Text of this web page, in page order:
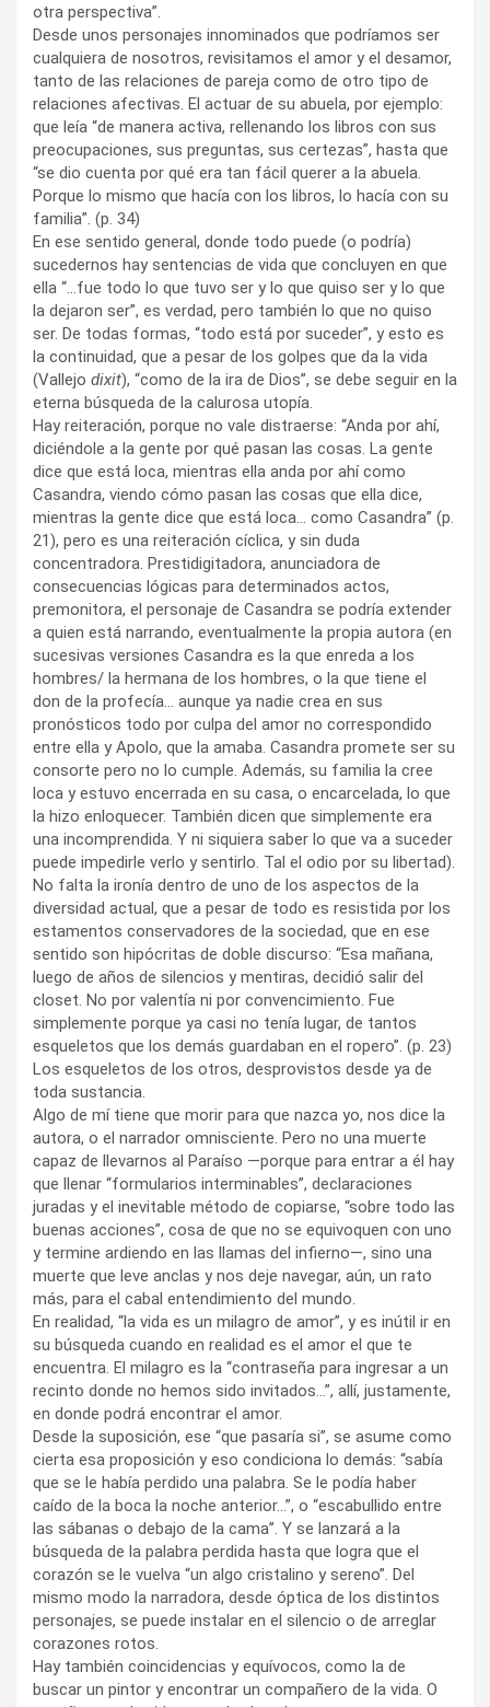
otra perspectiva”.
Desde unos personajes innominados que podríamos ser
cualquiera de nosotros, revisitamos el amor y el desamor,
tanto de las relaciones de pareja como de otro tipo de
relaciones afectivas. El actuar de su abuela, por ejemplo:
que leía “de manera activa, rellenando los libros con sus
preocupaciones, sus preguntas, sus certezas”, hasta que
“se dio cuenta por qué era tan fácil querer a la abuela.
Porque lo mismo que hacía con los libros, lo hacía con su
familia”. (p. 34)
En ese sentido general, donde todo puede (o podría)
sucedernos hay sentencias de vida que concluyen en que
ella “…fue todo lo que tuvo ser y lo que quiso ser y lo que
la dejaron ser”, es verdad, pero también lo que no quiso
ser. De todas formas, “todo está por suceder”, y esto es
la continuidad, que a pesar de los golpes que da la vida
(Vallejo dixit), “como de la ira de Dios”, se debe seguir en la
eterna búsqueda de la calurosa utopía.
Hay reiteración, porque no vale distraerse: “Anda por ahí,
diciéndole a la gente por qué pasan las cosas. La gente
dice que está loca, mientras ella anda por ahí como
Casandra, viendo cómo pasan las cosas que ella dice,
mientras la gente dice que está loca… como Casandra” (p.
21), pero es una reiteración cíclica, y sin duda
concentradora. Prestidigitadora, anunciadora de
consecuencias lógicas para determinados actos,
premonitora, el personaje de Casandra se podría extender
a quien está narrando, eventualmente la propia autora (en
sucesivas versiones Casandra es la que enreda a los
hombres/ la hermana de los hombres, o la que tiene el
don de la profecía… aunque ya nadie crea en sus
pronósticos todo por culpa del amor no correspondido
entre ella y Apolo, que la amaba. Casandra promete ser su
consorte pero no lo cumple. Además, su familia la cree
loca y estuvo encerrada en su casa, o encarcelada, lo que
la hizo enloquecer. También dicen que simplemente era
una incomprendida. Y ni siquiera saber lo que va a suceder
puede impedirle verlo y sentirlo. Tal el odio por su libertad).
No falta la ironía dentro de uno de los aspectos de la
diversidad actual, que a pesar de todo es resistida por los
estamentos conservadores de la sociedad, que en ese
sentido son hipócritas de doble discurso: “Esa mañana,
luego de años de silencios y mentiras, decidió salir del
closet. No por valentía ni por convencimiento. Fue
simplemente porque ya casi no tenía lugar, de tantos
esqueletos que los demás guardaban en el ropero”. (p. 23)
Los esqueletos de los otros, desprovistos desde ya de
toda sustancia.
Algo de mí tiene que morir para que nazca yo, nos dice la
autora, o el narrador omnisciente. Pero no una muerte
capaz de llevarnos al Paraíso —porque para entrar a él hay
que llenar “formularios interminables”, declaraciones
juradas y el inevitable método de copiarse, “sobre todo las
buenas acciones”, cosa de que no se equivoquen con uno
y termine ardiendo en las llamas del infierno—, sino una
muerte que leve anclas y nos deje navegar, aún, un rato
más, para el cabal entendimiento del mundo.
En realidad, “la vida es un milagro de amor”, y es inútil ir en
su búsqueda cuando en realidad es el amor el que te
encuentra. El milagro es la “contraseña para ingresar a un
recinto donde no hemos sido invitados…”, allí, justamente,
en donde podrá encontrar el amor.
Desde la suposición, ese “que pasaría si”, se asume como
cierta esa proposición y eso condiciona lo demás: “sabía
que se le había perdido una palabra. Se le podía haber
caído de la boca la noche anterior…”, o “escabullido entre
las sábanas o debajo de la cama”. Y se lanzará a la
búsqueda de la palabra perdida hasta que logra que el
corazón se le vuelva “un algo cristalino y sereno”. Del
mismo modo la narradora, desde óptica de los distintos
personajes, se puede instalar en el silencio o de arreglar
corazones rotos.
Hay también coincidencias y equívocos, como la de
buscar un pintor y encontrar un compañero de la vida. O